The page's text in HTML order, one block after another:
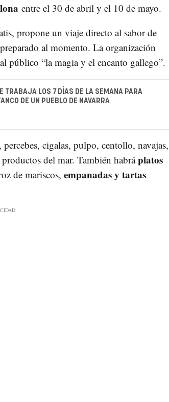
entre el 30 de abril y el 10 de mayo.
propone un viaje directo al sabor de
al momento. La organización
público “la magia y el encanto gallego”.
TRABAJA LOS 7 DÍAS DE LA SEMANA PARA
DE UN PUEBLO DE NAVARRA
percebes, cigalas, pulpo, centollo, navajas,
del mar. También habráplatos
de mariscos, empanadas y tartas